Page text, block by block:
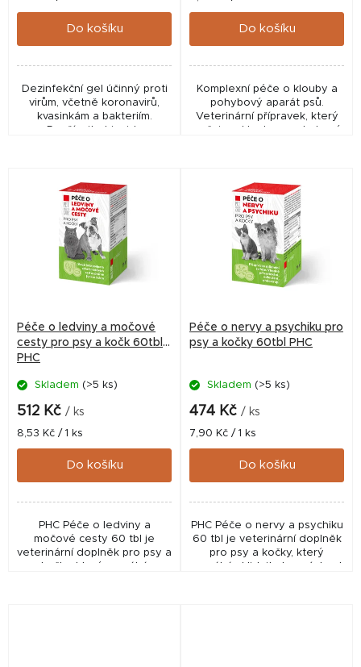
cena:
Do košíku
Dezinfekční gel účinný proti
virům, včetně koronavirů,
kvasinkám a bakteriím.
Používejte biocidy
cena:
Do košíku
Komplexní péče o klouby a
pohybový aparát psů.
Veterinární přípravek, který
pečuje o klouby a pohybový
Péče o ledviny a močové
cesty pro psy a kočk 60tbl
PHC
Skladem (>5 ks)
512 Kč / ks
Měrná
cena:
8,53 Kč / 1 ks
Do košíku
PHC Péče o ledviny a
močové cesty 60 tbl je
veterinární doplněk pro psy a
Péče o nervy a psychiku pro
psy a kočky 60tbl PHC
Skladem (>5 ks)
474 Kč / ks
Měrná
cena:
7,90 Kč / 1 ks
Do košíku
PHC Péče o nervy a psychiku
60 tbl je veterinární doplněk
pro psy a kočky, který